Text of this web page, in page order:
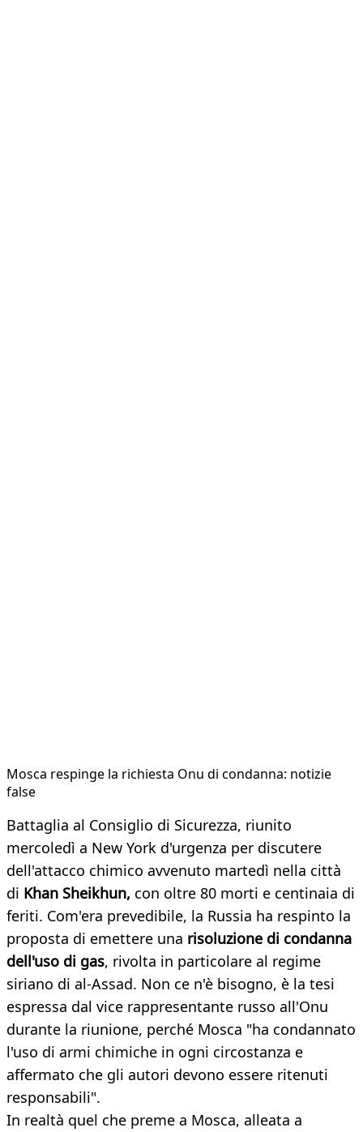
Mosca respinge la richiesta Onu di condanna: notizie
false
Battaglia al Consiglio di Sicurezza, riunito
mercoledì a New York d'urgenza per discutere
dell'attacco chimico avvenuto martedì nella città
di Khan Sheikhun, con oltre 80 morti e centinaia di
feriti. Com'era prevedibile, la Russia ha respinto la
proposta di emettere una risoluzione di condanna
dell'uso di gas, rivolta in particolare al regime
siriano di al-Assad. Non ce n'è bisogno, è la tesi
espressa dal vice rappresentante russo all'Onu
durante la riunione, perché Mosca "ha condannato
l'uso di armi chimiche in ogni circostanza e
affermato che gli autori devono essere ritenuti
responsabili".
In realtà quel che preme a Mosca, alleata a